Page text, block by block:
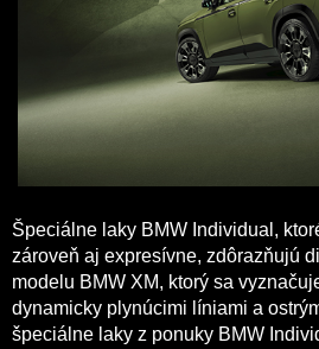
Špeciálne laky BMW Individual,
zároveň aj expresívne, zdôrazňujú
modelu BMW XM, ktorý sa
dynamicky plynúcimi líniami a
špeciálne laky z ponuky BMW